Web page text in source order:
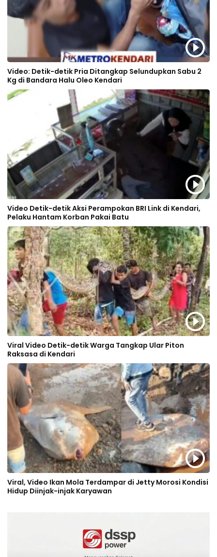
Video: Detik-detik Pria Ditangkap Selundupkan Sabu 2
Kg di Bandara Halu Oleo Kendari
Video Detik-detik Aksi Perampokan BRI Link di Kendari,
Pelaku Hantam Korban Pakai Batu
Viral Video Detik-detik Warga Tangkap Ular Piton
Raksasa di Kendari
Viral, Video Ikan Mola Terdampar di Jetty Morosi Kondisi
Hidup Diinjak-injak Karyawan